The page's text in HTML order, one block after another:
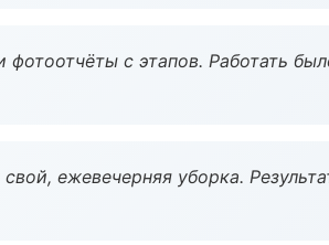
с этапов. Работать
ежевечерняя уборка.